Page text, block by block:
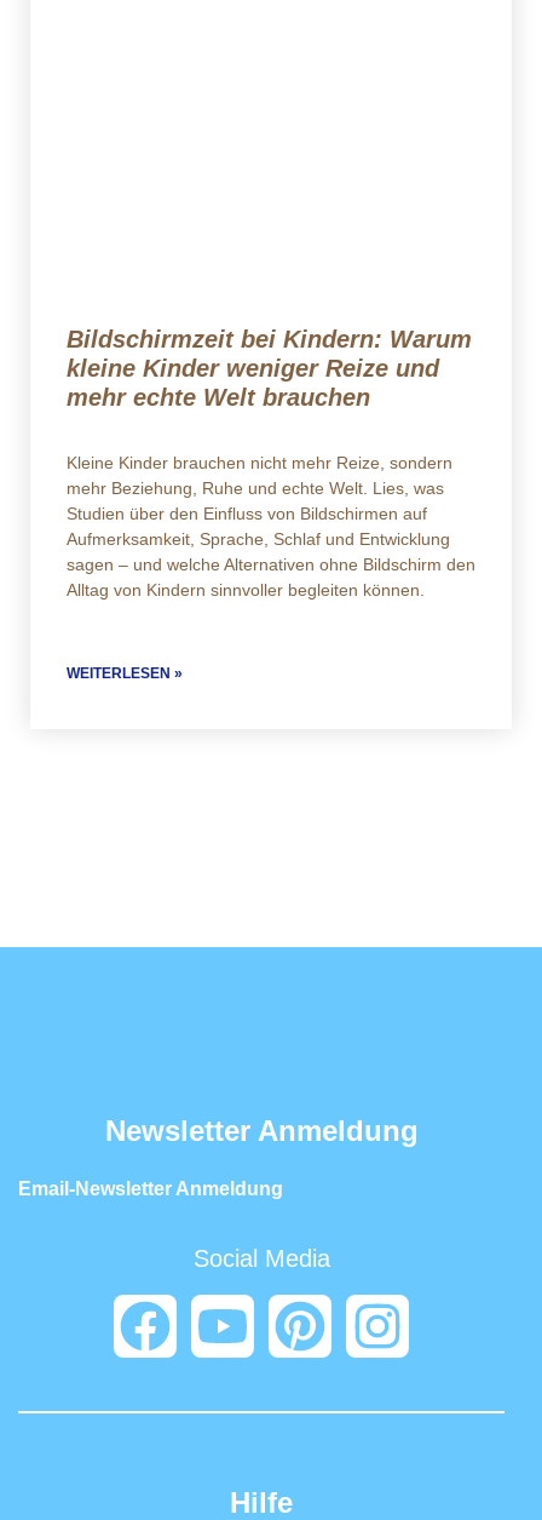
Bildschirmzeit bei Kindern: Warum
kleine Kinder weniger Reize und
mehr echte Welt brauchen
Kleine Kinder brauchen nicht mehr Reize, sondern
mehr Beziehung, Ruhe und echte Welt. Lies, was
Studien über den Einfluss von Bildschirmen auf
Aufmerksamkeit, Sprache, Schlaf und Entwicklung
sagen – und welche Alternativen ohne Bildschirm den
Alltag von Kindern sinnvoller begleiten können.
WEITERLESEN »
Newsletter Anmeldung
Email-Newsletter Anmeldung
Social Media
Hilfe